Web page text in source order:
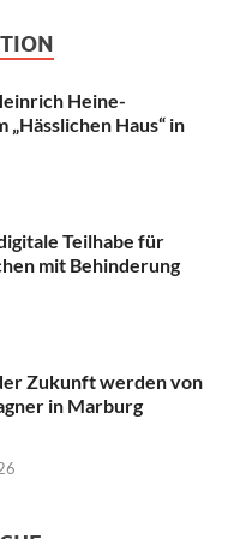
Heine-
„Hässlichen Haus“ in
Teilhabe für
mit Behinderung
Zukunft werden von
in Marburg